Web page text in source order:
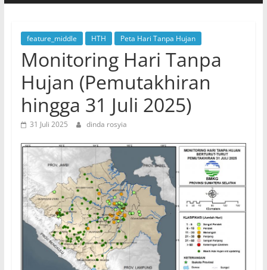
Koordinator
BMKG
Sumatera
Selatan
feature_middle HTH Peta Hari Tanpa Hujan
Monitoring Hari Tanpa
Hujan (Pemutakhiran
hingga 31 Juli 2025)
31 Juli 2025 dinda rosyia